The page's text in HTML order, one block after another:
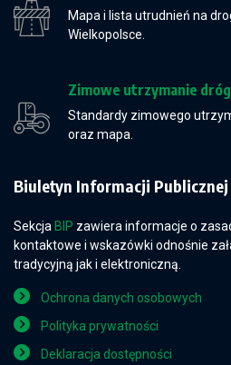
Mapa i lista utrudnień na
Wielkopolsce.
Zimowe utrzymanie dróg
Standardy zimowego
oraz mapa.
Biuletyn Informacji Publicznej
Sekcja BIP zawiera informacje o
kontaktowe i wskazówki odnośnie
tradycyjną jak i elektroniczną.
Ochrona danych osobowych
Polityka prywatności
Deklaracja dostępności